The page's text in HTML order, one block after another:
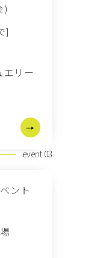
)
]
エリー
event 03
ント